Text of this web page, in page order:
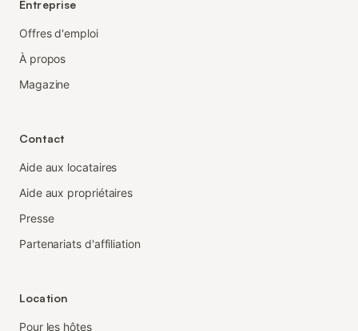
Entreprise
Offres d'emploi
À propos
Magazine
Contact
Aide aux locataires
Aide aux propriétaires
Presse
Partenariats d'affiliation
Location
Pour les hôtes